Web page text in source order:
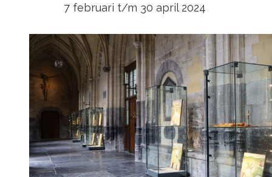
7 februari t/m 30 april 2024